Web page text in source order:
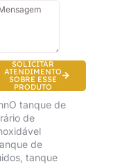
SOLICITAR
ATENDIMENTO
SOBRE ESSE
PRODUTO
tanque de
de
de
tanque